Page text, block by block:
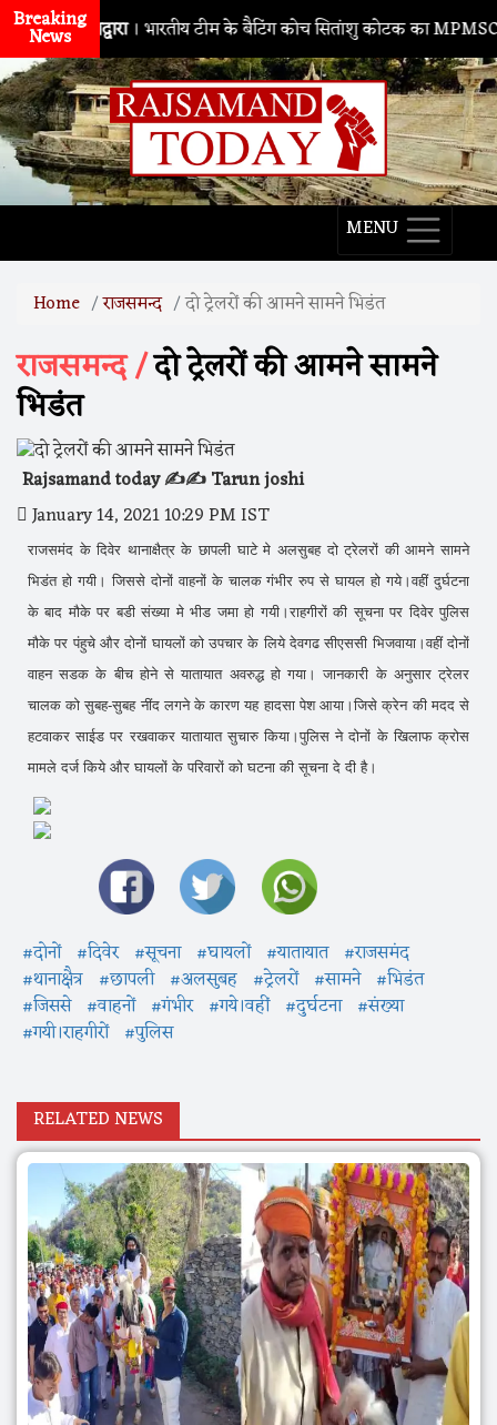
Breaking
News
नाथद्वारा। भारतीय टीम के बैटिंग कोच सितांशु कोटक का MPMSC दौरा,
MENU
Home राजसमन्द दो ट्रेलरों की आमने सामने भिडंत
राजसमन्द /दो ट्रेलरों की आमने सामने
भिडंत
Rajsamand today ✍️✍️ Tarun joshi
January 14, 2021 10:29 PM IST
राजसमंद के दिवेर थानाक्षैत्र के छापली घाटे मे अलसुबह दो ट्रेलरों की आमने सामने
भिडंत हो गयी। जिससे दोनों वाहनों के चालक गंभीर रुप से घायल हो गये।वहीं दुर्घटना
के बाद मौके पर बडी संख्या मे भीड जमा हो गयी।राहगीरों की सूचना पर दिवेर पुलिस
मौके पर पंहुचे और दोनों घायलों को उपचार के लिये देवगढ सीएससी भिजवाया।वहीं दोनों
वाहन सडक के बीच होने से यातायात अवरुद्ध हो गया। जानकारी के अनुसार ट्रेलर
चालक को सुबह-सुबह नींद लगने के कारण यह हादसा पेश आया।जिसे क्रेन की मदद से
हटवाकर साईड पर रखवाकर यातायात सुचारु किया।पुलिस ने दोनों के खिलाफ क्रोस
मामले दर्ज किये और घायलों के परिवारों को घटना की सूचना दे दी है।
#दोनों #दिवेर #सूचना #घायलों #यातायात #राजसमंद
#थानाक्षैत्र #छापली #अलसुबह #ट्रेलरों #सामने #भिडंत
#जिससे #वाहनों #गंभीर #गये।वहीं #दुर्घटना #संख्या
#गयी।राहगीरों #पुलिस
RELATED NEWS